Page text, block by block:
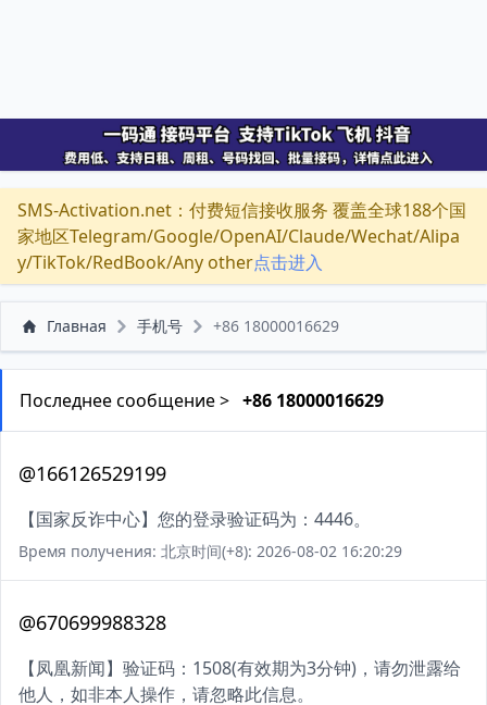
SMS-Activation.net：付费短信接收服务 覆盖全球188个国
家地区Telegram/Google/OpenAI/Claude/Wechat/Alipa
y/TikTok/RedBook/Any other点击进入
Главная 手机号 +86 18000016629
Последнее сообщение > +86 18000016629
@166126529199
【国家反诈中心】您的登录验证码为：4446。
Время получения: 北京时间(+8): 2026-08-02 16:20:29
@670699988328
【凤凰新闻】验证码：1508(有效期为3分钟)，请勿泄露给
他人，如非本人操作，请忽略此信息。